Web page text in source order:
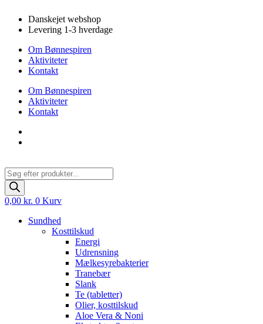
indhold
Danskejet webshop
Levering 1-3 hverdage
Om Bønnespiren
Aktiviteter
Kontakt
Om Bønnespiren
Aktiviteter
Kontakt
Products
search
0,00 kr. 0 Kurv
Sundhed
Kosttilskud
Energi
Udrensning
Mælkesyrebakterier
Tranebær
Slank
Te (tabletter)
Olier, kosttilskud
Aloe Vera & Noni